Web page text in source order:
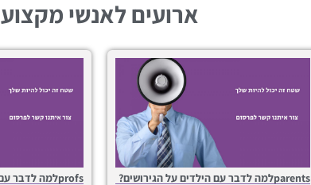
ארועים לאנשי מקצוע
parentsלמה לדבר עם הילדים על הגירושים? profsלמה לדבר עם הילדים על הגירושים?